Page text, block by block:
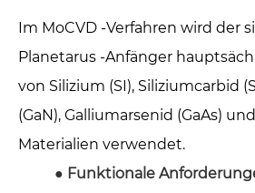
Im MoCVD -Verfahren wird der
Planetarus -Anfänger
von Silizium (SI), Siliziumcarbid
(GaN), Galliumarsenid (GaAs)
Materialien verwendet.
● Funktionale